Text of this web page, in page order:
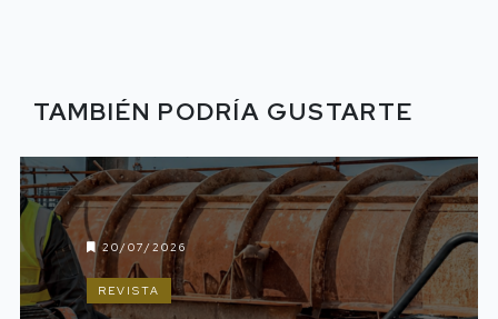
TAMBIÉN PODRÍA GUSTARTE
20/07/2026
REVISTA